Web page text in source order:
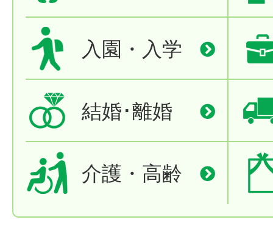
入園・入学
結婚･離婚
介護・高齢